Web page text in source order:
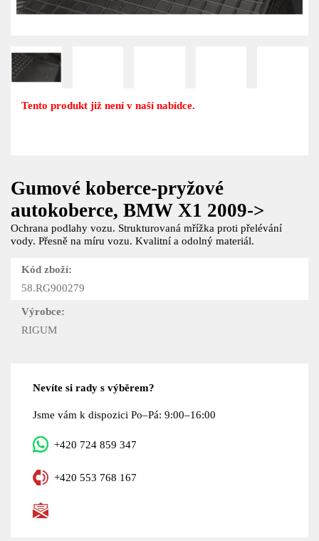
Gumové koberce-pryžové
autokoberce, BMW X1 2009->
Ochrana podlahy vozu. Strukturovaná mřížka proti přelévání
vody. Přesně na míru vozu. Kvalitní a odolný materiál.
Kód zboží:
58.RG900279
Výrobce:
RIGUM
Tento produkt již není v naší nabídce.
Nevíte si rady s výběrem?
Jsme vám k dispozici Po–Pá: 9:00–16:00
+420 724 859 347
+420 553 768 167